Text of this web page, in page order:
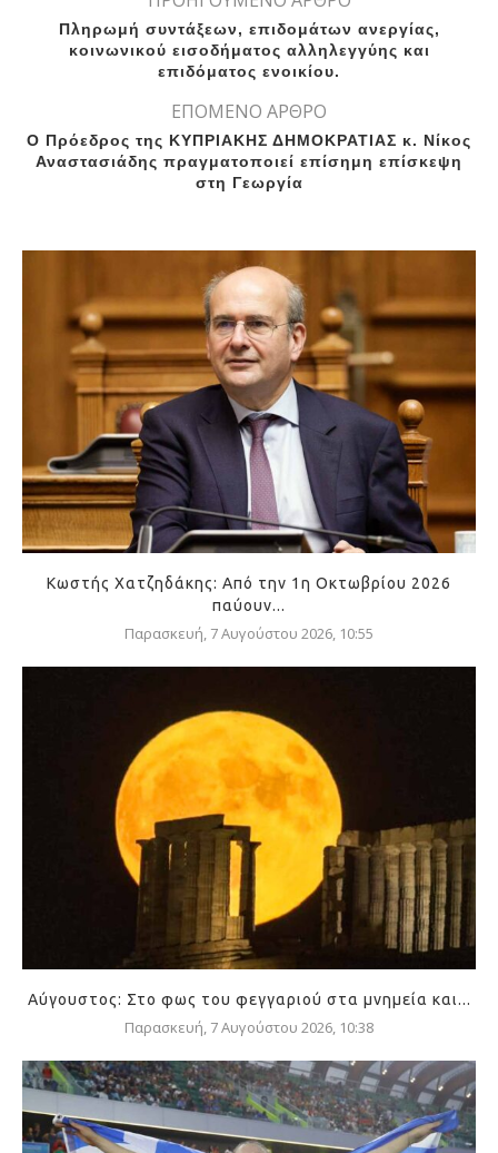
Πληρωμή συντάξεων, επιδομάτων ανεργίας,
κοινωνικού εισοδήματος αλληλεγγύης και
επιδόματος ενοικίου.
ΕΠΟΜΕΝΟ ΑΡΘΡΟ
Ο Πρόεδρος της ΚΥΠΡΙΑΚΗΣ ΔΗΜΟΚΡΑΤΙΑΣ κ. Νίκος
Αναστασιάδης πραγματοποιεί επίσημη επίσκεψη
στη Γεωργία
Κωστής Χατζηδάκης: Από την 1η Οκτωβρίου 2026
παύουν...
Παρασκευή, 7 Αυγούστου 2026, 10:55
Αύγουστος: Στο φως του φεγγαριού στα μνημεία και...
Παρασκευή, 7 Αυγούστου 2026, 10:38